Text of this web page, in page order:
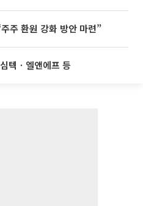
주 환원 강화 방안 마련”
텍ㆍ엘앤에프 등